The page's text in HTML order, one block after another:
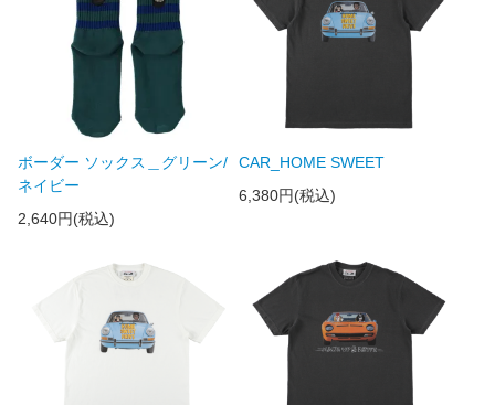
ボーダー ソックス＿グリーン/
ネイビー
2,640円(税込)
CAR_HOME SWEET
6,380円(税込)